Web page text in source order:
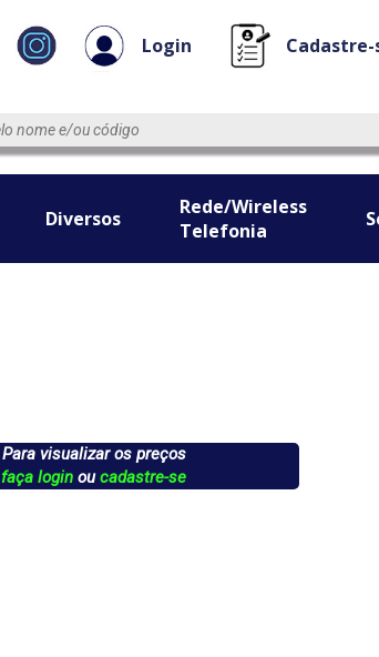
Login Cadastre-
Diversos
Rede/Wireless
Telefonia
Para visualizar os preços
faça login oucadastre-se